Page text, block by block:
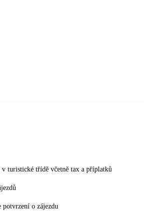
v turistické třídě včetně tax a příplatků
potvrzení o zájezdu